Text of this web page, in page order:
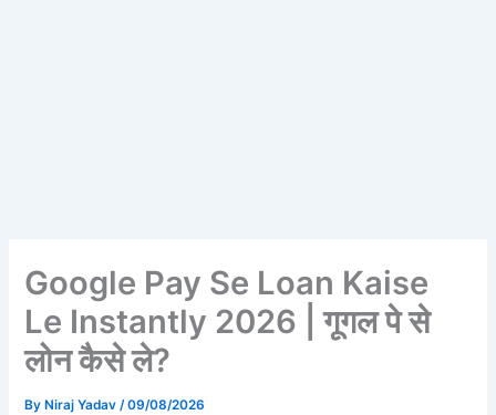
Google Pay Se Loan Kaise
Le Instantly 2026 | गूगल पे से
लोन कैसे ले?
By Niraj Yadav/09/08/2026